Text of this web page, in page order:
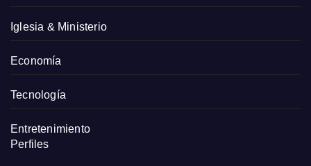
Iglesia & Ministerio
Economía
Tecnología
Entretenimiento
Perfiles